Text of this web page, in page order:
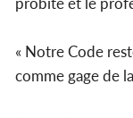
« Notre Code
comme gage de